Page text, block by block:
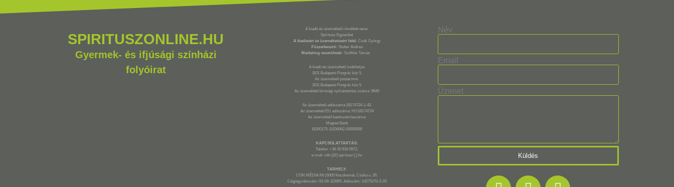
SPIRITUSZONLINE.HU
Gyermek- és ifjúsági színházi
folyóirat
A kiadó és üzemeltető rövidített neve:
Spiritusz Egyesület
A kiadásért és üzemeltetésért felel: Csák György
Főszerkesztő: Stuber Andrea
Marketing vezető/web: Szöllősi Tamás *
A kiadó és üzemeltető székhelye:
1101 Budapest Pongrác köz 5.
Az üzemeltető postacíme:
1101 Budapest Pongrác köz 5.
Az üzemeltető bírósági nyilvántartási száma: 9640
Az üzemeltető adószáma:18174724-1-42
Az üzemeltető EU adószáma: HU18174724
Az üzemeltető bankszámlaszáma:
Magnet Bank
16200175-11534062-00000000
KAPCSOLATTARTÁS:
Telefon: +36 20 934 0972,
e-mail: info [@] spiritusz [.] hu
TÁRHELY:
CON MÉDIA Kft (6000 Kecskemét, Csóka u. 26.
Cégjegyzékszám: 03-09-115965. Adószám: 14275270-2-03
Név
Email
Üzenet
Küldés